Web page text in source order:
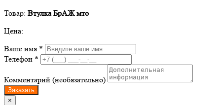
Товар: Втулка БрАЖ мто
Цена:
Ваше имя *
Телефон *
Комментарий (необязательно)
Заказать
×